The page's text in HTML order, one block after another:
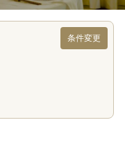
条件変更